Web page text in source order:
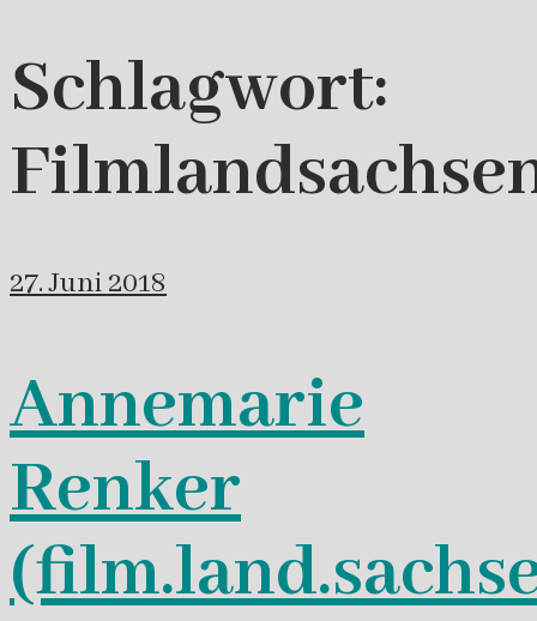
Schlagwort:
27. Juni 2018
Annemarie
Renker